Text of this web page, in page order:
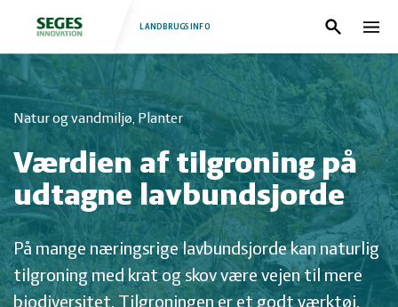
Log
ind
Forside
Fjerkræ
Grise
Heste
Fjerkræ
Grise
Heste
Jura
Kvæg
LANDBRUGSINFO Søg
Natur og vandmiljø, Planter
Værdien af tilgroning på
udtagne lavbundsjorde
På mange næringsrige lavbundsjorde kan naturlig
tilgroning med krat og skov være vejen til mere